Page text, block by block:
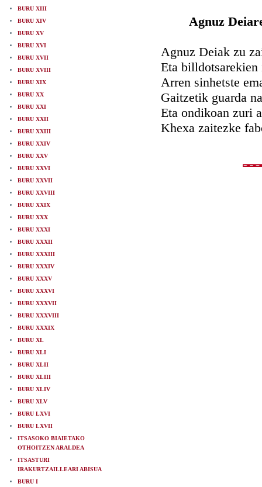
BURU XIII
BURU XIV
BURU XV
BURU XVI
BURU XVII
BURU XVIII
BURU XIX
BURU XX
BURU XXI
BURU XXII
BURU XXIII
BURU XXIV
BURU XXV
BURU XXVI
BURU XXVII
BURU XXVIII
BURU XXIX
BURU XXX
BURU XXXI
BURU XXXII
BURU XXXIII
BURU XXXIV
BURU XXXV
BURU XXXVI
BURU XXXVII
BURU XXXVIII
BURU XXXIX
BURU XL
BURU XLI
BURU XLII
BURU XLIII
BURU XLIV
BURU XLV
BURU LXVI
BURU LXVII
ITSASOKO BIAIETAKO
OTHOITZEN ARALDEA
ITSASTURI
IRAKURTZAILLEARI ABISUA
BURU I
Agnuz
Agnuz Deiak zu
Eta
Arren sinhetste
Gaitzetik guarda
Eta ondikoan zuri
Khexa zaitezke